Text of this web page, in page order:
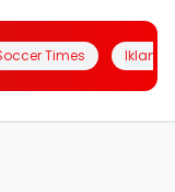
Times Iklanin